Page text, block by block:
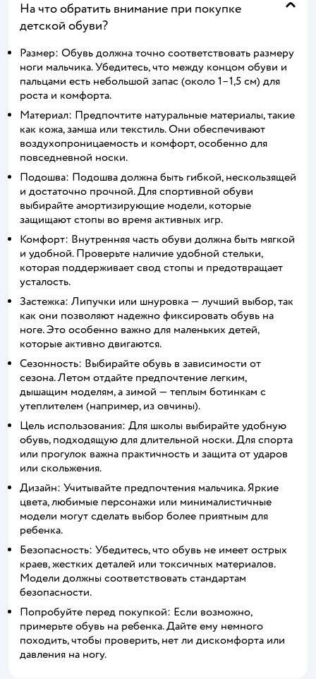
На что обратить внимание при покупке
детской обуви?
Размер: Обувь должна точно соответствовать размеру
ноги мальчика. Убедитесь, что между концом обуви и
пальцами есть небольшой запас (около 1–1,5 см) для
роста и комфорта.
Материал: Предпочтите натуральные материалы, такие
как кожа, замша или текстиль. Они обеспечивают
воздухопроницаемость и комфорт, особенно для
повседневной носки.
Подошва: Подошва должна быть гибкой, нескользящей
и достаточно прочной. Для спортивной обуви
выбирайте амортизирующие модели, которые
защищают стопы во время активных игр.
Комфорт: Внутренняя часть обуви должна быть мягкой
и удобной. Проверьте наличие удобной стельки,
которая поддерживает свод стопы и предотвращает
усталость.
Застежка: Липучки или шнуровка — лучший выбор, так
как они позволяют надежно фиксировать обувь на
ноге. Это особенно важно для маленьких детей,
которые активно двигаются.
Сезонность: Выбирайте обувь в зависимости от
сезона. Летом отдайте предпочтение легким,
дышащим моделям, а зимой — теплым ботинкам с
утеплителем (например, из овчины).
Цель использования: Для школы выбирайте удобную
обувь, подходящую для длительной носки. Для спорта
или прогулок важна практичность и защита от ударов
или скольжения.
Дизайн: Учитывайте предпочтения мальчика. Яркие
цвета, любимые персонажи или минималистичные
модели могут сделать выбор более приятным для
ребенка.
Безопасность: Убедитесь, что обувь не имеет острых
краев, жестких деталей или токсичных материалов.
Модели должны соответствовать стандартам
безопасности.
Попробуйте перед покупкой: Если возможно,
примерьте обувь на ребенка. Дайте ему немного
походить, чтобы проверить, нет ли дискомфорта или
давления на ногу.